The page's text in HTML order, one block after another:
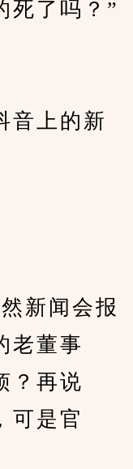
死了吗？”
上的新
新闻会报
老董事
？再说
可是官